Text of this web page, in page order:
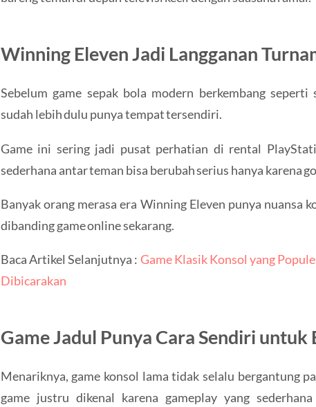
Winning Eleven Jadi Langganan
Sebelum game sepak bola modern berkembang seperti
sudah lebih dulu punya tempat tersendiri.
Game ini sering jadi pusat perhatian di rental
sederhana antar teman bisa berubah serius hanya karena
Banyak orang merasa era Winning Eleven punya nuansa
dibanding game online sekarang.
Baca Artikel Selanjutnya : Game Klasik Konsol yang
Dibicarakan
Game Jadul Punya Cara Sendiri untuk
Menariknya, game konsol lama tidak selalu bergantung
game justru dikenal karena gameplay yang